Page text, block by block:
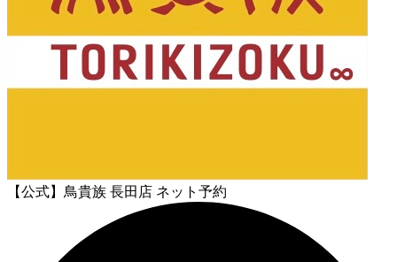
【公式】鳥貴族 長田店 ネット予約